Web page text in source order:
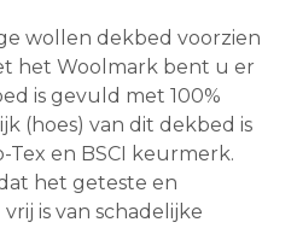
wollen dekbed voorzien
het Woolmark bent u er
is gevuld met 100%
(hoes) van dit dekbed is
en BSCI keurmerk.
het geteste en
is van schadelijke